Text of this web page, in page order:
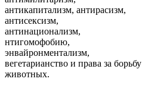
антикапитализм, антирасизм,
антисексизм,
антинационализм,
нтигомофобию,
энвайронментализм,
вегетарианство и права за борьбу
животных.